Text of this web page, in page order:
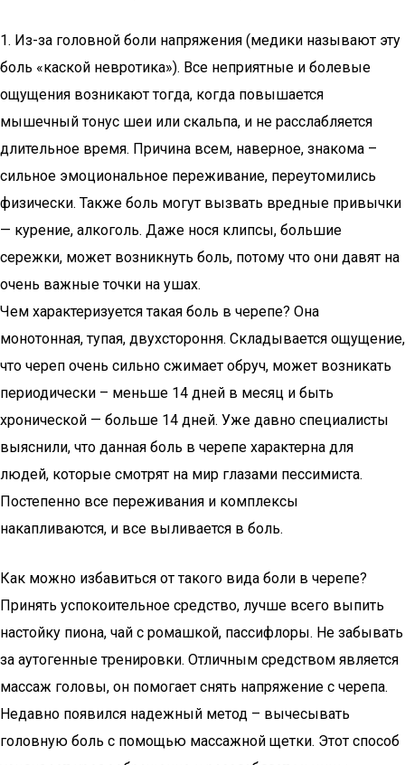
1. Из-за головной боли напряжения (медики называют эту
боль «каской невротика»). Все неприятные и болевые
ощущения возникают тогда, когда повышается
мышечный тонус шеи или скальпа, и не расслабляется
длительное время. Причина всем, наверное, знакома –
сильное эмоциональное переживание, переутомились
физически. Также боль могут вызвать вредные привычки
— курение, алкоголь. Даже нося клипсы, большие
сережки, может возникнуть боль, потому что они давят на
очень важные точки на ушах.
Чем характеризуется такая боль в черепе? Она
монотонная, тупая, двухстороння. Складывается ощущение,
что череп очень сильно сжимает обруч, может возникать
периодически – меньше 14 дней в месяц и быть
хронической — больше 14 дней. Уже давно специалисты
выяснили, что данная боль в черепе характерна для
людей, которые смотрят на мир глазами пессимиста.
Постепенно все переживания и комплексы
накапливаются, и все выливается в боль.
Как можно избавиться от такого вида боли в черепе?
Принять успокоительное средство, лучше всего выпить
настойку пиона, чай с ромашкой, пассифлоры. Не забывать
за аутогенные тренировки. Отличным средством является
массаж головы, он помогает снять напряжение с черепа.
Недавно появился надежный метод – вычесывать
головную боль с помощью массажной щетки. Этот способ